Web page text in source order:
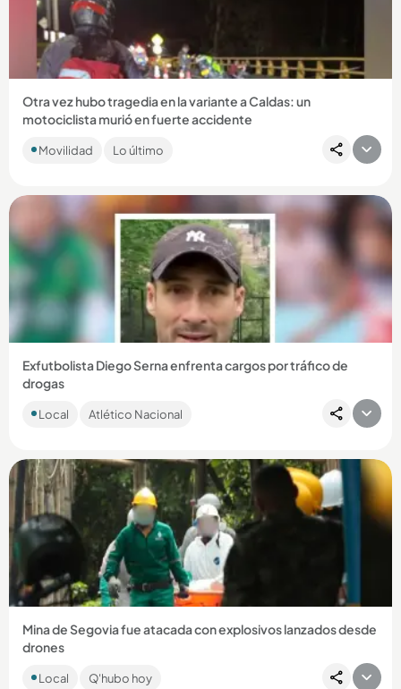
Otra vez hubo tragedia en la variante a Caldas: un
motociclista murió en fuerte accidente
colisionado con otro vehículo en jurisdicción de La Estrella. ...
Movilidad Lo último
Compartir Noticia
Exfutbolista Diego Serna enfrenta cargos por tráfico de
drogas
Estados Unidos, intentando ingresar pastillas de
Local Atlético Nacional
Compartir Noticia
Mina de Segovia fue atacada con explosivos lanzados desde
drones
Las autoridades señalan al frente 4 de las disidencias de las
Farc como los responsables. Dos personas resultaron
Local Q'hubo hoy